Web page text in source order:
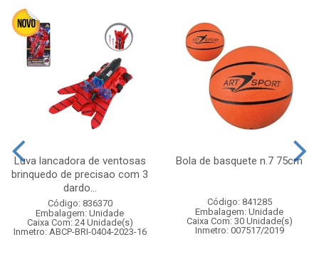
Luva lancadora de ventosas
brinquedo de precisao com 3
dardo...
Código: 836370
Embalagem: Unidade
Caixa Com: 24 Unidade(s)
Inmetro: ABCP-BRI-0404-2023-16
Bola de basquete n.7 75cm
Código: 841285
Embalagem: Unidade
Caixa Com: 30 Unidade(s)
Inmetro: 007517/2019